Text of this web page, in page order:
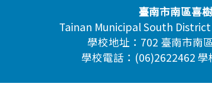
臺南市南區喜
Tainan Municipal South
學校地址：702 臺南市南
學校電話：(06)2622462